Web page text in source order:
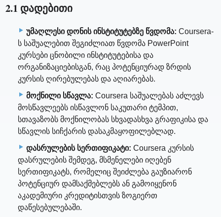
2.1 დადებითი
უმაღლესი დონის ინსტიტუტებზე წვდომა: Coursera-
ს საშუალებით შეგიძლიათ წვდომა PowerPoint
კურსები ცნობილი ინსტიტუტებისა და
ორგანიზაციებისგან, რაც პოტენციურად ზრდის
კურსის ღირებულებას და აღიარებას.
მოქნილი სწავლა: Coursera საშუალებას აძლევს
მოსწავლეებს ისწავლონ საკუთარი ტემპით,
სთავაზობს მოქნილობას სხვადასხვა გრაფიკისა და
სწავლის სიჩქარის დასაკმაყოფილებლად.
დასრულების სერთიფიკატი: Coursera კურსის
დასრულების შემდეგ, მსმენელები იღებენ
სერთიფიკატს, რომელიც შეიძლება გაუზიარონ
პოტენციურ დამსაქმებლებს ან გამოიყენონ
აკადემიური კრედიტისთვის ზოგიერთ
დაწესებულებაში.